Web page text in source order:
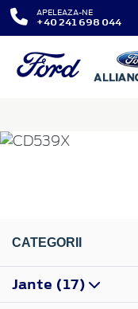
APELEAZA-NE
+40 241 698 044
CATEGORII
Jante (17)